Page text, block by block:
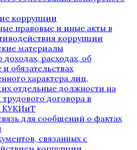
коррупции
правовые и иные акты в
коррупции
материалы
доходах, расходах, об
обязательствах
характера лиц,
отдельные должности на
договора в
КУКИиТ
для сообщений о фактах
связанных с